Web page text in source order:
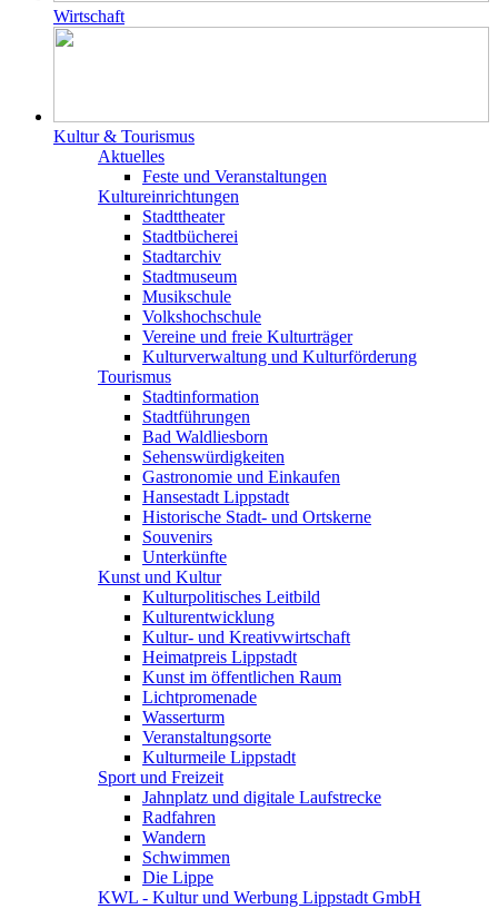
Wirtschaft
Kultur & Tourismus
Aktuelles
Feste und Veranstaltungen
Kultureinrichtungen
Stadttheater
Stadtbücherei
Stadtarchiv
Stadtmuseum
Musikschule
Volkshochschule
Vereine und freie Kulturträger
Kulturverwaltung und Kulturförderung
Tourismus
Stadtinformation
Stadtführungen
Bad Waldliesborn
Sehenswürdigkeiten
Gastronomie und Einkaufen
Hansestadt Lippstadt
Historische Stadt- und Ortskerne
Souvenirs
Unterkünfte
Kunst und Kultur
Kulturpolitisches Leitbild
Kulturentwicklung
Kultur- und Kreativwirtschaft
Heimatpreis Lippstadt
Kunst im öffentlichen Raum
Lichtpromenade
Wasserturm
Veranstaltungsorte
Kulturmeile Lippstadt
Sport und Freizeit
Jahnplatz und digitale Laufstrecke
Radfahren
Wandern
Schwimmen
Die Lippe
KWL - Kultur und Werbung Lippstadt GmbH